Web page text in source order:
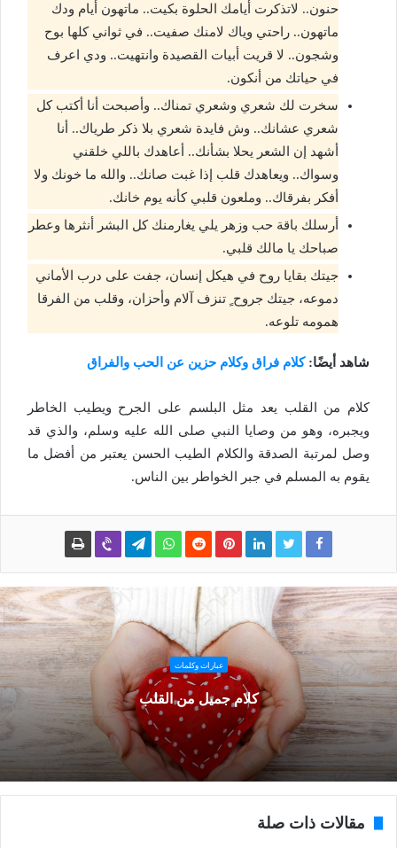
حنون.. لاتذكرت أيامك الحلوة بكيت.. ماتهون أيام ودك
ماتهون.. راحتي وياك لامنك صفيت.. في ثواني كلها بوح
وشجون.. لا قريت أبيات القصيدة وانتهيت.. ودي اعرف
في حياتك من أنكون.
سخرت لك شعري وشعري تمناك.. وأصبحت أنا أكتب كل
شعري عشانك.. وش فايدة شعري بلا ذكر طرياك.. أنا
أشهد إن الشعر يحلا بشأنك.. أعاهدك باللي خلقني
وسواك.. ويعاهدك قلب إذا غبت صانك.. والله ما خونك ولا
أفكر بفرقاك.. وملعون قلبي كأنه يوم خانك.
أرسلك باقة حب وزهر يلي يغارمنك كل البشر أنثرها وعطر
صباحك يا مالك قلبي.
جيتك بقايا روح في هيكل إنسان، جفت على درب الأماني
دموعه، جيتك جروح ٍ تنزف آلام وأحزان، وقلب من الفرقا
همومه تلوعه.
شاهد أيضًا:كلام فراق وكلام حزين عن الحب والفراق
كلام من القلب يعد مثل البلسم على الجرح ويطيب الخاطر
ويجبره، وهو من وصايا النبي صلى الله عليه وسلم، والذي قد
وصل لمرتبة الصدقة والكلام الطيب الحسن يعتبر من أفضل ما
يقوم به المسلم في جبر الخواطر بين الناس.
عبارات وكلمات
كلام جميل من القلب
مقالات ذات صلة